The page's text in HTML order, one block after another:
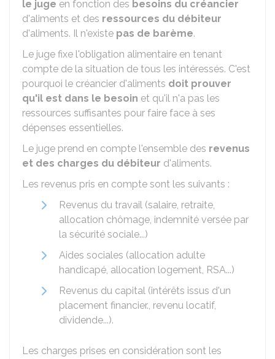
le juge en fonction des besoins du créancier
d'aliments et des ressources du débiteur
d'aliments. Il n'existe pas de barème.
Le juge fixe l'obligation alimentaire en tenant
compte de la situation de tous les intéressés. C'est
pourquoi le créancier d'aliments doit prouver
qu'il est dans le besoin et qu'il n'a pas les
ressources suffisantes pour faire face à ses
dépenses essentielles.
Le juge prend en compte l'ensemble des revenus
et des charges du débiteur d'aliments.
Les revenus pris en compte sont les suivants :
Revenus du travail (salaire, retraite,
allocation chômage, indemnité versée par
la sécurité sociale...)
Aides sociales (allocation adulte
handicapé, allocation logement, RSA...)
Revenus du capital (intérêts issus d'un
placement financier., revenu locatif,
dividende...).
Les charges prises en considération sont les